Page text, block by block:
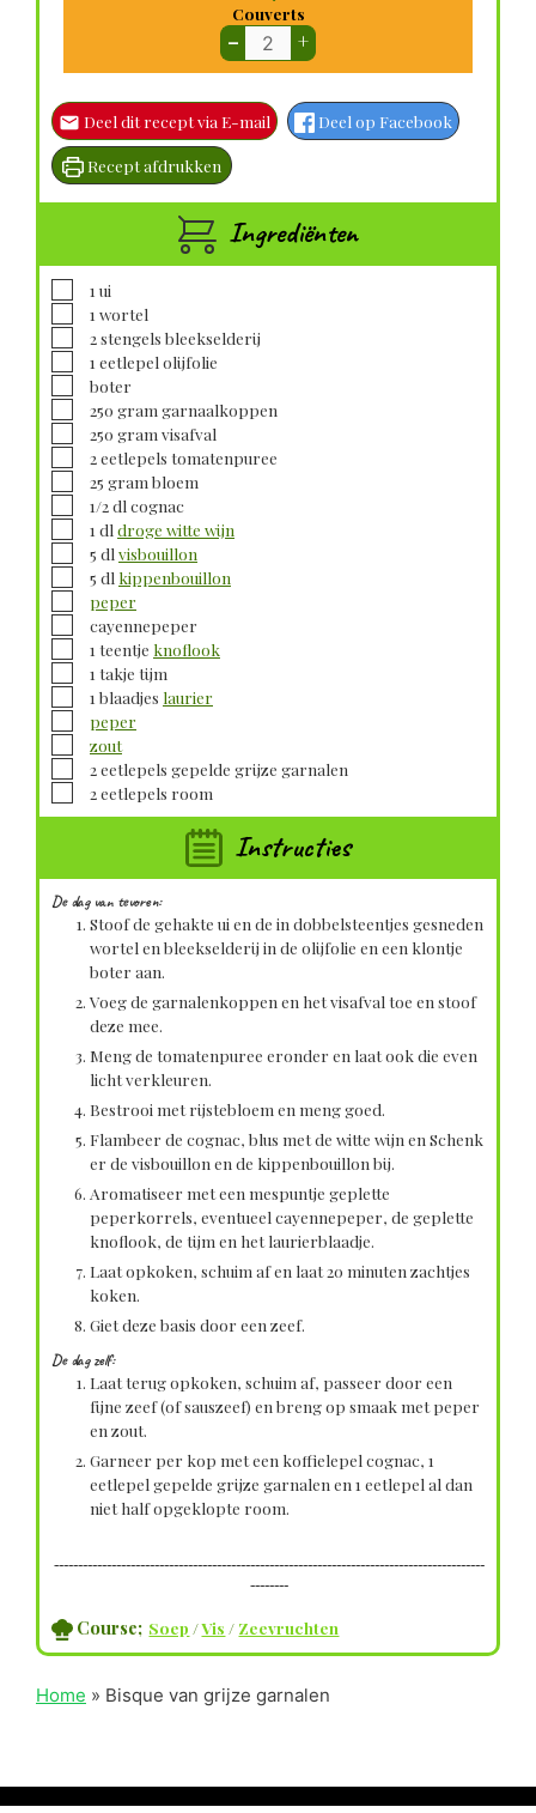
Couverts
– +
Deel dit recept via E-mail Deel op Facebook
Recept afdrukken
Ingrediënten
▢1 ui
▢1 wortel
▢
2 stengels bleekselderij
▢1 eetlepel olijfolie
▢
boter
▢
250 gram garnaalkoppen
▢
250 gram visafval
▢
2 eetlepels tomatenpuree
▢
25 gram bloem
▢1/2 dl cognac
▢1 dl droge witte wijn
▢
5 dl visbouillon
▢
5 dl kippenbouillon
▢
peper
▢
cayennepeper
▢1 teentje knoflook
▢1 takje tijm
▢1 blaadjes laurier
▢
peper
▢
zout
▢
2 eetlepels gepelde grijze garnalen
▢
2 eetlepels room
Instructies
De dag van tevoren:
Stoof de gehakte ui en de in dobbelsteentjes gesneden
wortel en bleekselderij in de olijfolie en een klontje
boter aan.
Voeg de garnalenkoppen en het visafval toe en stoof
deze mee.
Meng de tomatenpuree eronder en laat ook die even
licht verkleuren.
Bestrooi met rijstebloem en meng goed.
Flambeer de cognac, blus met de witte wijn en Schenk
er de visbouillon en de kippenbouillon bij.
Aromatiseer met een mespuntje geplette
peperkorrels, eventueel cayennepeper, de geplette
knoflook, de tijm en het laurierblaadje.
Laat opkoken, schuim af en laat 20 minuten zachtjes
koken.
Giet deze basis door een zeef.
De dag zelf:
Laat terug opkoken, schuim af, passeer door een
fijne zeef (of sauszeef) en breng op smaak met peper
en zout.
Garneer per kop met een koffielepel cognac, 1
eetlepel gepelde grijze garnalen en 1 eetlepel al dan
niet half opgeklopte room.
------------------------------------------------------------------------------------------
--------
Course; Soep /Vis / Zeevruchten
Home » Bisque van grijze garnalen